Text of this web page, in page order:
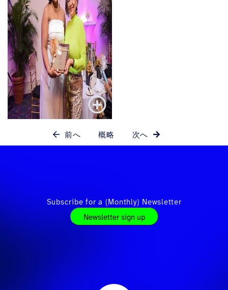
前へ 概略 次へ
Subscribe for a (Monthly) Newsletter
Newsletter sign up